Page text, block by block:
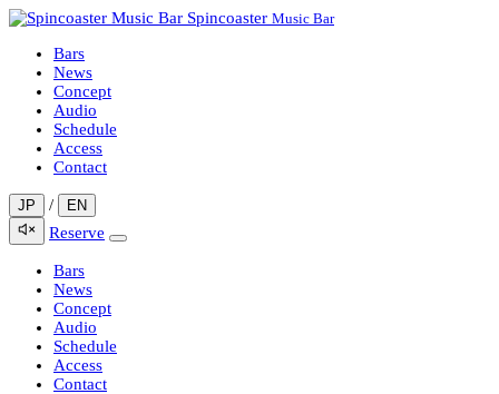
Spincoaster Music Bar
Bars
News
Concept
Audio
Schedule
Access
Contact
JP / EN
Reserve
Bars
News
Concept
Audio
Schedule
Access
Contact